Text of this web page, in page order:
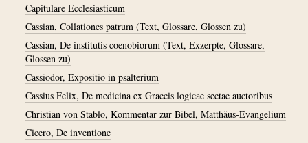
Capitulare Ecclesiasticum
Cassian, Collationes patrum (Text, Glossare, Glossen zu)
Cassian, De institutis coenobiorum (Text, Exzerpte, Glossare,
Glossen zu)
Cassiodor, Expositio in psalterium
Cassius Felix, De medicina ex Graecis logicae sectae auctoribus
Christian von Stablo, Kommentar zur Bibel, Matthäus-Evangelium
Cicero, De inventione